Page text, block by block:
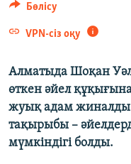
Бөлісу
VPN-сіз оқу
Алматыда Шоқан
өткен әйел
жуық адам
тақырыбы –
мүмкіндігі болды.